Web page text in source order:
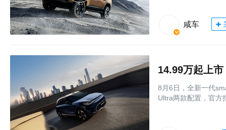
咸车
8月6日，全新一代
Ultra两款配置，官方